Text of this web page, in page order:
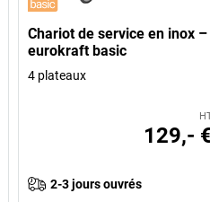
Chariot de service en inox –
eurokraft basic
4 plateaux
129,-
2-3 jours ouvrés